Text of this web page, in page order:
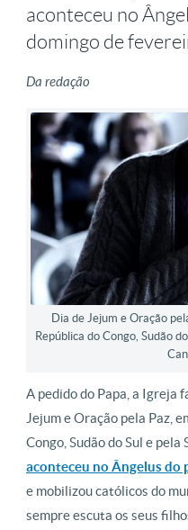
aconteceu no
domingo de
Da redação
Dia de Jejum e Oração
República do Congo, Sudão
A pedido do Papa, a Igreja
Jejum e Oração pela Paz,
Congo, Sudão do Sul e pela
aconteceu no Ângelus do
e mobilizou católicos do
sempre escuta os seus